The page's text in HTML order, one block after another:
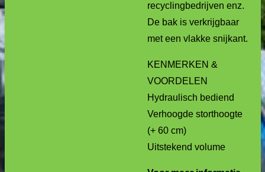
recyclingbedrijven enz.
De bak is verkrijgbaar
met een vlakke snijkant.
KENMERKEN &
VOORDELEN
Hydraulisch bediend
Verhoogde storthoogte
(+ 60 cm)
Uitstekend volume